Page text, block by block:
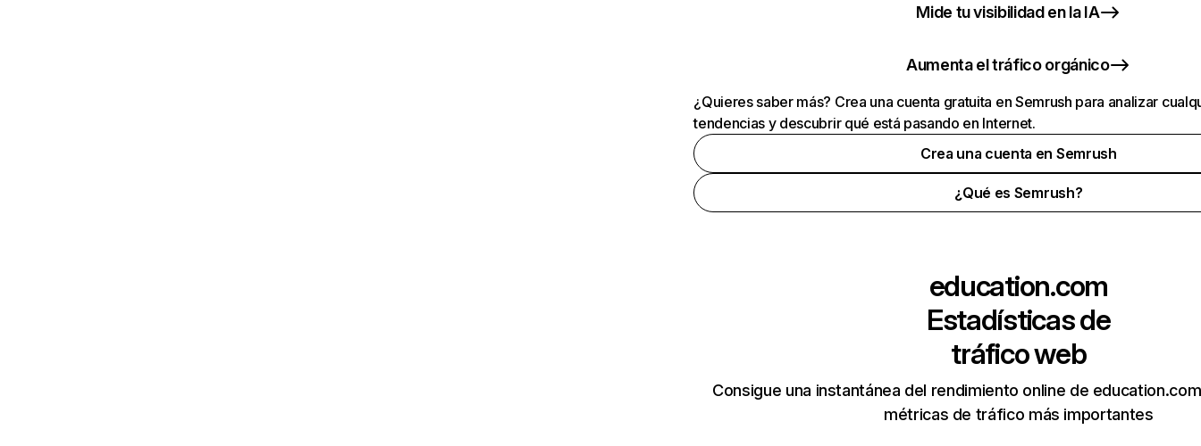
Mide tu visibilidad en la IA
Aumenta el tráfico orgánico
¿Quieres saber más? Crea una cuenta gratuita en Semrush para analizar
tendencias y descubrir qué está pasando en Internet.
Crea una cuenta en Semrush
¿Qué es Semrush?
education.com
Estadísticas de
tráfico web
Consigue una instantánea del rendimiento online de
métricas de tráfico más importantes